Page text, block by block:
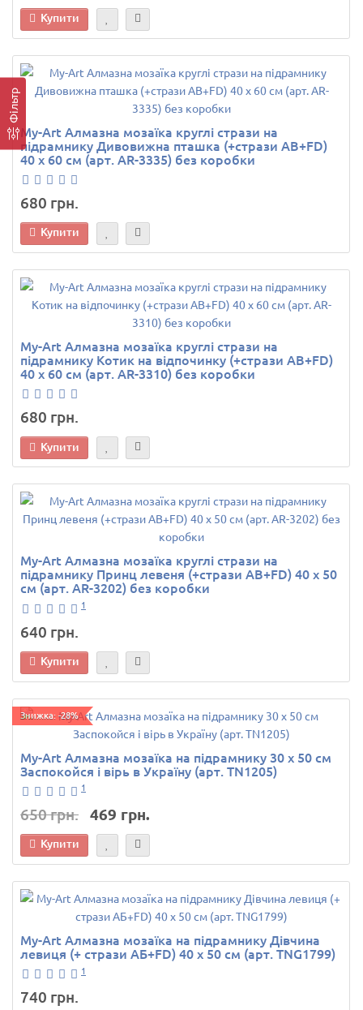
Фільтр
Купити
My-Art Алмазна мозаїка круглі стрази на
підрамнику Дивовижна пташка (+стрази AB+FD)
40 х 60 см (арт. AR-3335) без коробки
680 грн.
Купити
My-Art Алмазна мозаїка круглі стрази на
підрамнику Котик на відпочинку (+стрази AB+FD)
40 х 60 см (арт. AR-3310) без коробки
680 грн.
Купити
My-Art Алмазна мозаїка круглі стрази на
підрамнику Принц левеня (+стрази AB+FD) 40 х 50
см (арт. AR-3202) без коробки
1
640 грн.
Купити
Знижка: -28%
My-Art Алмазна мозаїка на підрамнику 30 х 50 см
Заспокойся і вірь в Україну (арт. TN1205)
1
650 грн. 469 грн.
Купити
My-Art Алмазна мозаїка на підрамнику Дівчина
левиця (+ стрази АБ+FD) 40 х 50 см (арт. TNG1799)
1
740 грн.